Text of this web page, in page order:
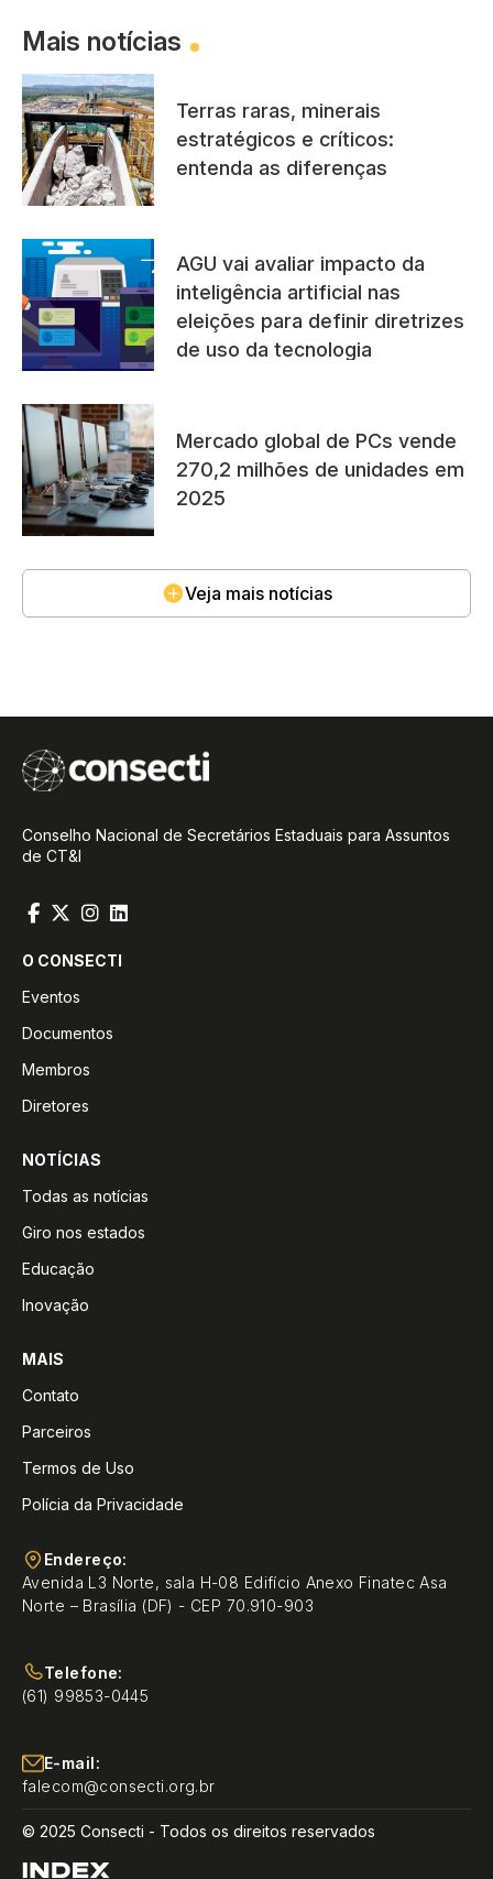
Mais notícias
Terras raras, minerais
estratégicos e críticos:
entenda as diferenças
AGU vai avaliar impacto da
inteligência artificial nas
eleições para definir diretrizes
de uso da tecnologia
Mercado global de PCs vende
270,2 milhões de unidades em
2025
Veja mais notícias
Conselho Nacional de Secretários Estaduais para Assuntos
de CT&I
O CONSECTI
Eventos
Documentos
Membros
Diretores
NOTÍCIAS
Todas as notícias
Giro nos estados
Educação
Inovação
MAIS
Contato
Parceiros
Termos de Uso
Polícia da Privacidade
Endereço:
Avenida L3 Norte, sala H-08 Edifício Anexo Finatec Asa
Norte – Brasília (DF) - CEP 70.910-903
Telefone:
(61) 99853-0445
E-mail:
falecom@consecti.org.br
© 2025 Consecti - Todos os direitos reservados